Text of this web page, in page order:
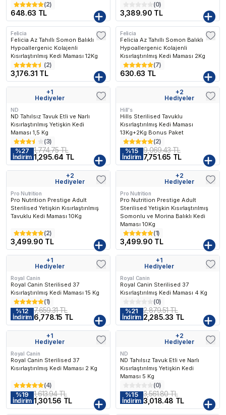
(2)
648.63 TL
(0)
3,389.90 TL
Kargo Bedava
Felicia
Felicia Az Tahıllı Somon Balıklı
Hypoallergenic Kolajenli
Kısırlaştırılmış Kedi Maması 12Kg
(2)
3,176.31 TL
Felicia
Felicia Az Tahıllı Somon Balıklı
Hypoallergenic Kolajenli
Kısırlaştırılmış Kedi Maması 2Kg
(7)
630.63 TL
Kargo Bedava+1
Hediyeler
ND
ND Tahılsız Tavuk Etli ve Narlı
Kısırlaştırılmış Yetişkin Kedi
Maması 1,5 Kg
(3)
%27
İndirim
1,774.75 TL
1,295.64 TL
+2
Hediyeler
Hill's
Hills Sterilised Tavuklu
Kısırlaştırılmış Kedi Maması
13Kg+2Kg Bonus Paket
(2)
%15
İndirim
9,069.43 TL
7,751.65 TL
+2
Hediyeler
Pro Nutrition
Pro Nutrition Prestige Adult
Sterilised Yetişkin Kısırlaştırılmış
Tavuklu Kedi Maması 10Kg
(2)
3,499.90 TL
Favorilenen En Çok Favorilenen En Çok Favorilenen
+2
Hediyeler
Pro Nutrition
Pro Nutrition Prestige Adult
Sterilised Yetişkin Kısırlaştırılmış
Somonlu ve Morina Balıklı Kedi
Maması 10Kg
(1)
3,499.90 TL
Kargo Bedava
En Çok Favorilenen En Çok Favorilenen
+1
Hediyeler
Royal Canin
Royal Canin Sterilised 37
Kısırlaştırılmış Kedi Maması 15 Kg
(1)
%12
İndirim
7,659.31 TL
6,778.15 TL
Kargo Bedava+1
Hediyeler
Royal Canin
Royal Canin Sterilised 37
Kısırlaştırılmış Kedi Maması 4 Kg
(0)
%21
İndirim
2,879.51 TL
2,285.33 TL
Kargo Bedava+1
Hediyeler
Royal Canin
Royal Canin Sterilised 37
Kısırlaştırılmış Kedi Maması 2 Kg
(4)
%19
İndirim
1,613.94 TL
1,301.56 TL
+2
Hediyeler
ND
ND Tahılsız Tavuk Etli ve Narlı
Kısırlaştırılmış Yetişkin Kedi
Maması 5 Kg
(0)
%15
İndirim
3,561.80 TL
3,018.48 TL